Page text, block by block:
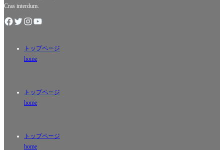
Cras interdum.
トップページ
home
トップページ
home
トップページ
home